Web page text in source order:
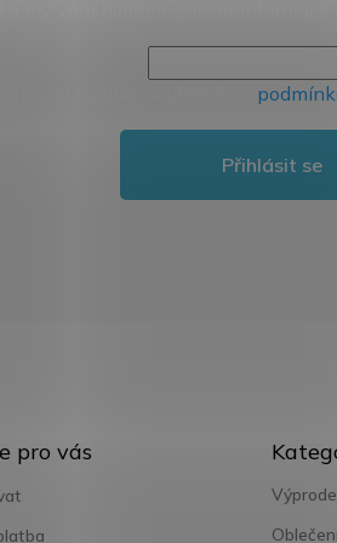
Přihlásit se
pro vás